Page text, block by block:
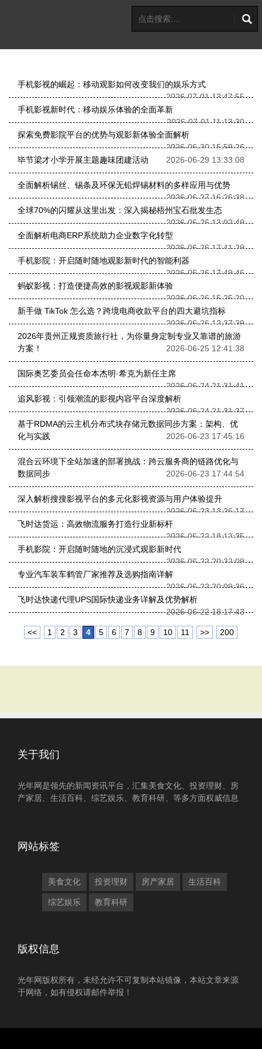
手机影视的崛起：移动观影如何改变我们的娱乐方式
2026-07-01 13:47:55
手机影视新时代：移动娱乐体验的全面革新
2026-07-01 11:13:30
探索免费影院平台的优势与观影新体验全面解析
2026-06-30 15:59:26
毕节梁才小学开展主题趣味团建活动
2026-06-29 13:33:08
全面解析锡丝、锡条及环保无铅焊锡材料的多样应用与优势
2026-06-27 16:26:38
全球70%的闪耀从这里出发：深入揭秘梧州宝石批发生态
2026-06-26 13:02:49
全面解析电商ERP系统助力企业数字化转型
2026-06-26 17:41:29
手机影院：开启随时随地观影新时代的智能利器
2026-06-26 17:49:46
蚂蚁影视：打造便捷高效的影视观影新体验
2026-06-26 15:25:20
新手做 TikTok 怎么选？跨境电商收款平台的四大避坑指标
2026-06-26 12:37:39
2026年贵州正规资质旅行社，为你量身定制专业又靠谱的旅游
方案！
2026-06-25 12:41:38
国际奥艺委员会任命本杰明·希克为新任主席
2026-06-24 21:31:41
追风影视：引领潮流的影视内容平台深度解析
2026-06-24 21:31:37
基于RDMA的云主机分布式块存储元数据同步方案：架构、优
化与实践
2026-06-23 17:45:16
混合云环境下全站加速的部署挑战：跨云服务商的链路优化与
数据同步
2026-06-23 17:44:54
深入解析搜搜影视平台的多元化影视资源与用户体验提升
2026-06-23 13:26:17
飞时达货运：高效物流服务打造行业新标杆
2026-06-22 18:13:35
手机影院：开启随时随地的沉浸式观影新时代
2026-06-22 20:32:09
专业汽车装车鹤管厂家推荐及选购指南详解
2026-06-22 20:09:36
飞时达快递代理UPS国际快递业务详解及优势解析
2026-06-22 18:17:43
<< 1 2 3 4 5 6 7 8 9 10 11 >> 200
关于我们
光年网是领先的新闻资讯平台，汇集美食文化、投资理财、房
产家居、生活百科、综艺娱乐、教育科研、等多方面权威信息
网站标签
美食文化 投资理财 房产家居 生活百科
综艺娱乐 教育科研
版权信息
光年网版权所有，未经允许不可复制本站镜像，本站文章来源
于网络，如有侵权请邮件举报！